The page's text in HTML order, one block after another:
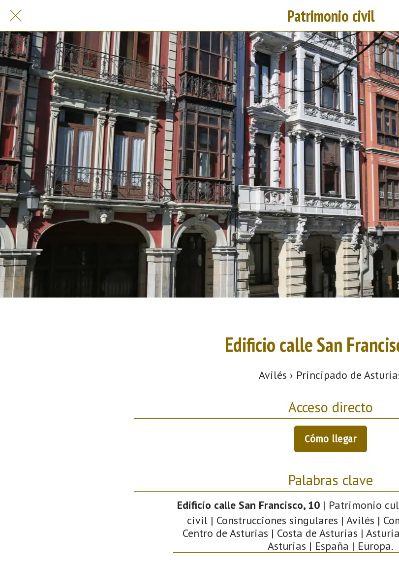
Patrimonio civil
Edificio calle San
Avilés › Principado de
Acceso directo
Cómo llegar
Palabras clave
Edificio calle San Francisco, 10 | Patrimonio
civil | Construcciones singulares | Avilés |
Centro de Asturias | Costa de Asturias |
Asturias | España | Europa.